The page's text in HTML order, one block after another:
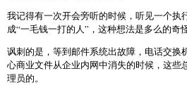
我记得有一次开会旁听的时候，听见一个执
成“一毛钱一打的人”，这种想法是多么的奇怪
讽刺的是，等到邮件系统出故障，电话交换
心商业文件从企业内网中消失的时候，这些
理员的。